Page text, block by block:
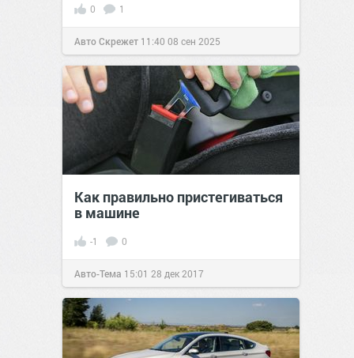
0 1
Авто Скрежет 11:40 08 сен 2025
Как правильно пристегиваться
в машине
-1 0
Авто-Тема 15:01 28 дек 2017